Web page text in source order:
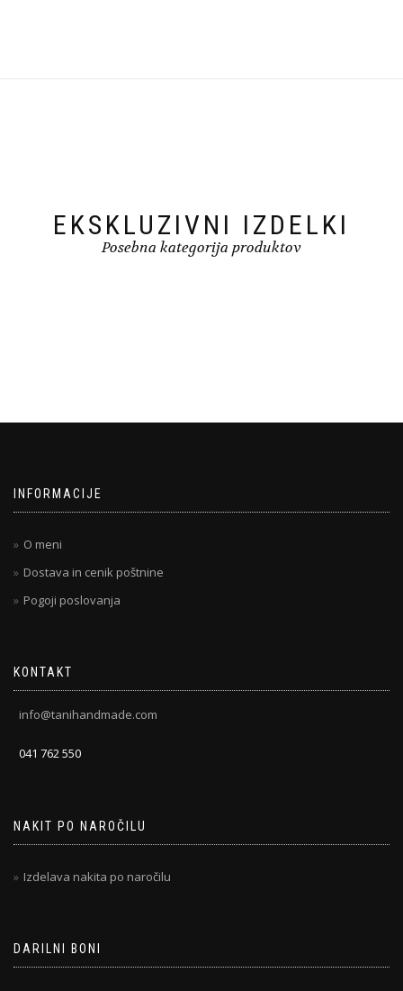
EKSKLUZIVNI IZDELKI
Posebna kategorija produktov
INFORMACIJE
O meni
Dostava in cenik poštnine
Pogoji poslovanja
KONTAKT
info@tanihandmade.com
041 762 550
NAKIT PO NAROČILU
Izdelava nakita po naročilu
DARILNI BONI